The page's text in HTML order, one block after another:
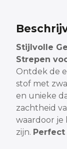
Stijlvolle
Strepen
Ontdek de
stof met
en unieke
zachtheid
waardoor je
zijn.